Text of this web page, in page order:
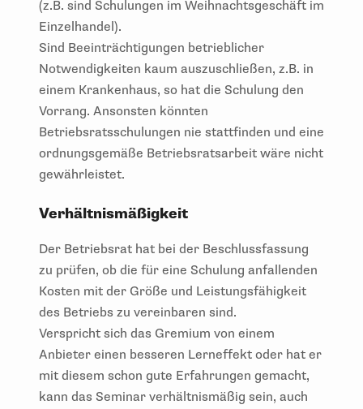
(z.B. sind Schulungen im Weihnachtsgeschäft im
Einzelhandel).
Sind Beeinträchtigungen betrieblicher
Notwendigkeiten kaum auszuschließen, z.B. in
einem Krankenhaus, so hat die Schulung den
Vorrang. Ansonsten könnten
Betriebsratsschulungen nie stattfinden und eine
ordnungsgemäße Betriebsratsarbeit wäre nicht
gewährleistet.
Verhältnismäßigkeit
Der Betriebsrat hat bei der Beschlussfassung
zu prüfen, ob die für eine Schulung anfallenden
Kosten mit der Größe und Leistungsfähigkeit
des Betriebs zu vereinbaren sind.
Verspricht sich das Gremium von einem
Anbieter einen besseren Lerneffekt oder hat er
mit diesem schon gute Erfahrungen gemacht,
kann das Seminar verhältnismäßig sein, auch